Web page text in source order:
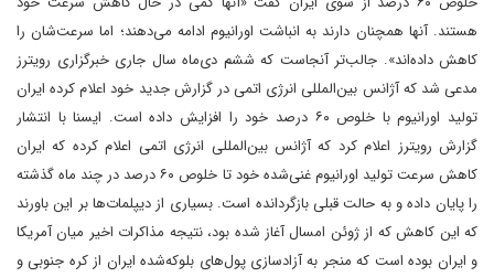
هستند. آنها همچنان دارند به انباشت اورانیوم ادامه‌ می‌دهند؛ اما سرعت‌شان را
کاهش داده‌اند». جالب‌تر آنجاست که ششم دی‌ماه سال جاری خبرگزاری رویترز
مدعی شد که آژانس بین‌المللی انرژی اتمی در گزارش جدید خود اعلام کرده ایران
تولید اورانیوم با خلوص ۶۰ درصد خود را افزایش داده است. ایسنا با انتشار
گزارش رویترز اعلام کرد که آژانس بین‌المللی انرژی اتمی اعلام کرده که ایران
کاهش سرعت تولید اورانیوم‌ غنی‌شده خود تا خلوص ۶۰ درصد در چند ماه گذشته
را پایان داده و به حالت قبلی بازگردانده است. بسیاری از دیپلمات‌ها بر این باورند
که این کاهش که از ژوئن امسال آغاز شده بود، نتیجه مذاکرات اخیر میان آمریکا
و ایران بوده است که منجر به آزادسازی پول‌های بلوکه‌شده ایران از کره جنوبی و